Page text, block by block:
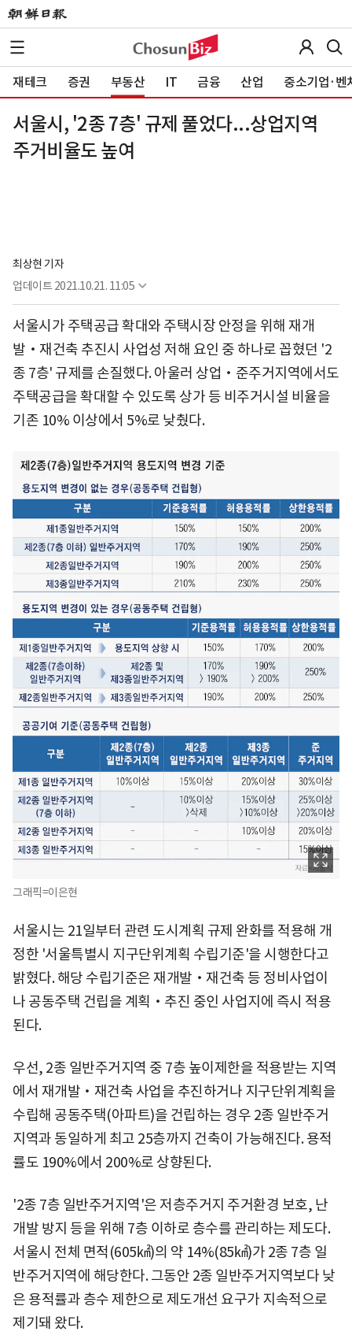
재테크 증권 부동산 IT 금융 산업 중소기업·벤
서울시, '2종 7층' 규제 풀었다...상업지역
주거비율도 높여
최상현 기자
업데이트 2021.10.21. 11:05
서울시가 주택공급 확대와 주택시장 안정을 위해 재개
발‧재건축 추진시 사업성 저해 요인 중 하나로 꼽혔던 '2
종 7층' 규제를 손질했다. 아울러 상업‧준주거지역에서도
주택공급을 확대할 수 있도록 상가 등 비주거시설 비율을
기존 10% 이상에서 5%로 낮췄다.
그래픽=이은현
서울시는 21일부터 관련 도시계획 규제 완화를 적용해 개
정한 '서울특별시 지구단위계획 수립기준'을 시행한다고
밝혔다. 해당 수립기준은 재개발‧재건축 등 정비사업이
나 공동주택 건립을 계획‧추진 중인 사업지에 즉시 적용
된다.
우선, 2종 일반주거지역 중 7층 높이제한을 적용받는 지역
에서 재개발‧재건축 사업을 추진하거나 지구단위계획을
수립해 공동주택(아파트)을 건립하는 경우 2종 일반주거
지역과 동일하게 최고 25층까지 건축이 가능해진다. 용적
률도 190%에서 200%로 상향된다.
'2종 7층 일반주거지역'은 저층주거지 주거환경 보호, 난
개발 방지 등을 위해 7층 이하로 층수를 관리하는 제도다.
서울시 전체 면적(605㎢)의 약 14%(85㎢)가 2종 7층 일
반주거지역에 해당한다. 그동안 2종 일반주거지역보다 낮
은 용적률과 층수 제한으로 제도개선 요구가 지속적으로
제기돼 왔다.